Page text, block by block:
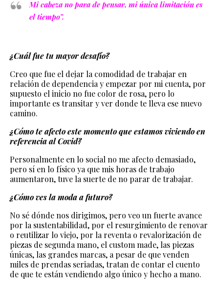
Mi cabeza no para de pensar, mi única limitación es
el tiempo”.
¿Cuál fue tu mayor desafío?
Creo que fue el dejar la comodidad de trabajar en
relación de dependencia y empezar por mi cuenta, por
supuesto el inicio no fue color de rosa, pero lo
importante es transitar y ver donde te lleva ese nuevo
camino.
¿Cómo te afecto este momento que estamos viviendo en
referencia al Covid?
Personalmente en lo social no me afecto demasiado,
pero sí en lo físico ya que mis horas de trabajo
aumentaron, tuve la suerte de no parar de trabajar.
¿Cómo ves la moda a futuro?
No sé dónde nos dirigimos, pero veo un fuerte avance
por la sustentabilidad, por el resurgimiento de renovar
o reutilizar lo viejo, por la reventa o revalorización de
piezas de segunda mano, el custom made, las piezas
únicas, las grandes marcas, a pesar de que venden
miles de prendas seriadas, tratan de contar el cuento
de que te están vendiendo algo único y hecho a mano.